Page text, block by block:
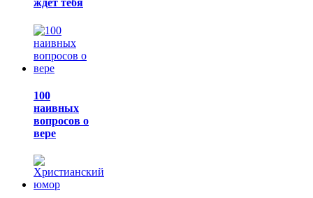
ждет тебя
100
наивных
вопросов о
вере